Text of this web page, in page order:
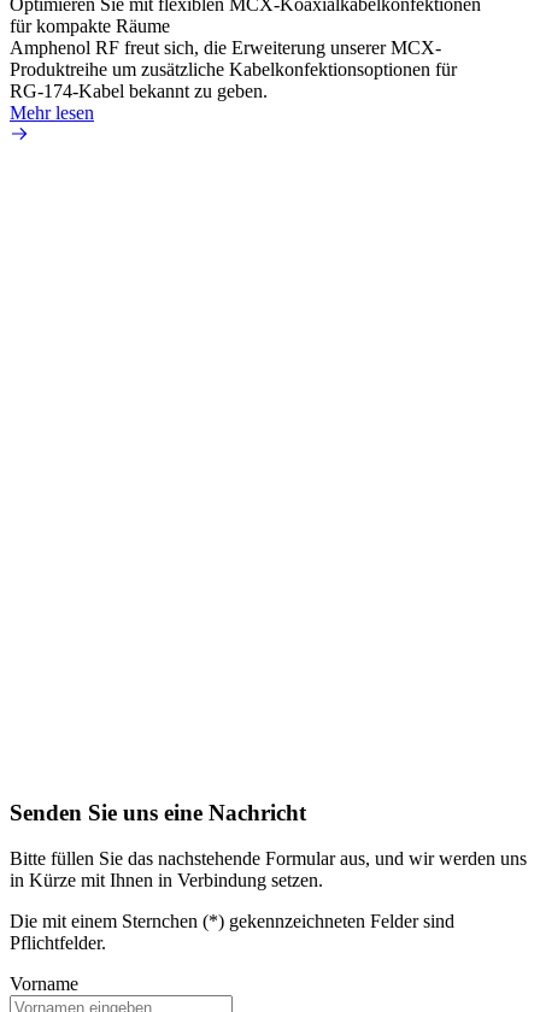
Optimieren Sie mit flexiblen MCX-Koaxialkabelkonfektionen
für kompakte Räume
Amphenol RF freut sich, die Erweiterung unserer MCX-
Produktreihe um zusätzliche Kabelkonfektionsoptionen für
RG-174-Kabel bekannt zu geben.
Mehr lesen
Senden Sie uns eine Nachricht
Bitte füllen Sie das nachstehende Formular aus, und wir werden uns
in Kürze mit Ihnen in Verbindung setzen.
Die mit einem Sternchen (*) gekennzeichneten Felder sind
Pflichtfelder.
Vorname